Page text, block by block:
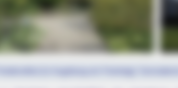
You Probably Missed Too